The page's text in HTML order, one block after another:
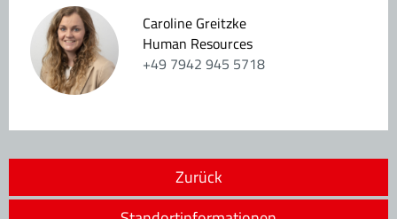
Caroline Greitzke
Human Resources
+49 7942 945 5718
Zurück